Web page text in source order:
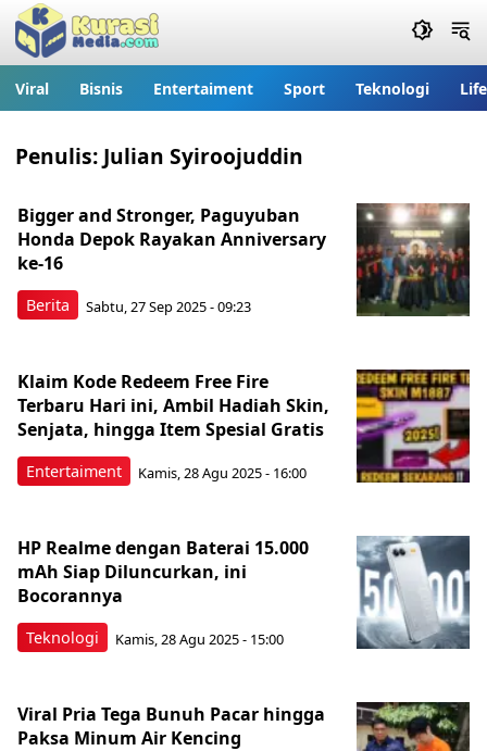
Viral Bisnis Entertaiment Sport Teknologi
Penulis: Julian Syiroojuddin
Berita
Bigger and Stronger, Paguyuban
Honda Depok Rayakan Anniversary
ke-16
Sabtu, 27 Sep 2025 - 09:23
Entertaiment
Klaim Kode Redeem Free Fire
Terbaru Hari ini, Ambil Hadiah Skin,
Senjata, hingga Item Spesial Gratis
Kamis, 28 Agu 2025 - 16:00
Teknologi
HP Realme dengan Baterai 15.000
mAh Siap Diluncurkan, ini
Bocorannya
Kamis, 28 Agu 2025 - 15:00
Viral Pria Tega Bunuh Pacar hingga
Paksa Minum Air Kencing